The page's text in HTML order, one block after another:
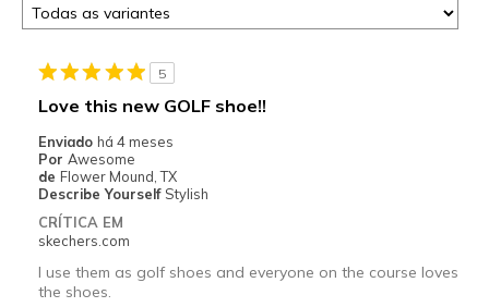
5
Love this new GOLF shoe!!
Enviado há 4 meses
Por Awesome
de Flower Mound, TX
Describe Yourself Stylish
CRÍTICA EM
skechers.com
I use them as golf shoes and everyone on the course loves
the shoes.